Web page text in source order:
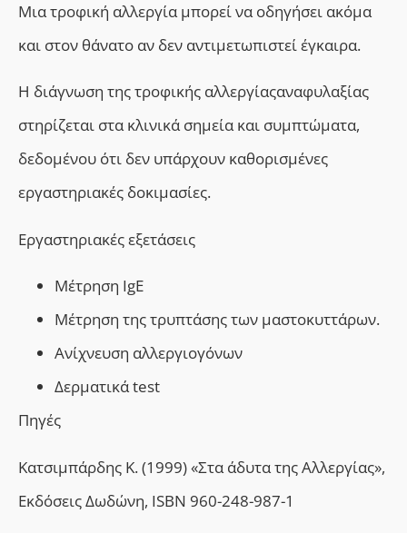
Μια τροφική αλλεργία μπορεί να οδηγήσει ακόμα
και στον θάνατο αν δεν αντιμετωπιστεί έγκαιρα.
Η διάγνωση της τροφικής αλλεργίαςαναφυλαξίας
στηρίζεται στα κλινικά σημεία και συμπτώματα,
δεδομένου ότι δεν υπάρχουν καθορισμένες
εργαστηριακές δοκιμασίες.
Εργαστηριακές εξετάσεις
Μέτρηση ΙgE
Μέτρηση της τρυπτάσης των μαστοκυττάρων.
Ανίχνευση αλλεργιογόνων
Δερματικά test
Πηγές
Κατσιμπάρδης Κ. (1999) «Στα άδυτα της Αλλεργίας»,
Εκδόσεις Δωδώνη, ISBN 960-248-987-1